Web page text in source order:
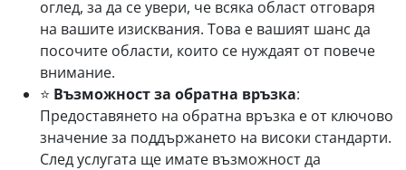
оглед, за да се увери, че всяка област отговаря
на вашите изисквания. Това е вашият шанс да
посочите области, които се нуждаят от повече
внимание.
⭐ Възможност за обратна връзка:
Предоставянето на обратна връзка е от ключово
значение за поддържането на високи стандарти.
След услугата ще имате възможност да